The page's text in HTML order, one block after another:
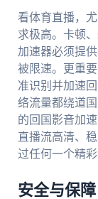
看体育直播，
求极高。卡顿
加速器必须提
被限速。更重
准识别并加速
络流量都绕道
的回国影音加
直播流高清、
过任何一个精彩
安全与保